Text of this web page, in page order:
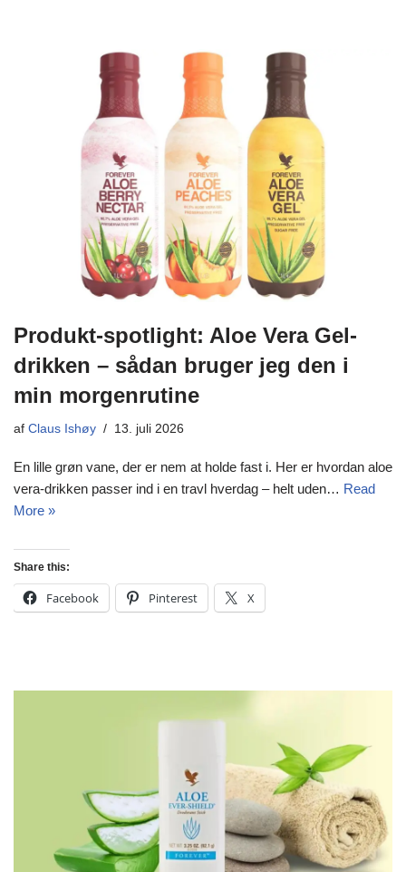
Produkt-spotlight: Aloe Vera Gel-
drikken – sådan bruger jeg den i
min morgenrutine
af Claus Ishøy 13. juli 2026
En lille grøn vane, der er nem at holde fast i. Her er hvordan aloe
vera-drikken passer ind i en travl hverdag – helt uden… Read
More »
Share this:
Facebook Pinterest X